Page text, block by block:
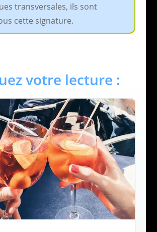
transversales, ils sont
cette signature.
votre lecture :